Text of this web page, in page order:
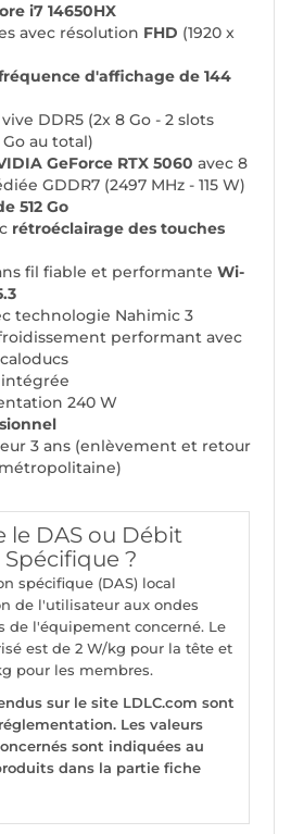
i7 14650HX
avec résolution FHD (1920 x
d'affichage de 144
DDR5 (2x 8 Go - 2 slots
au total)
GeForce RTX 5060 avec 8
GDDR7 (2497 MHz - 115 W)
512 Go
rétroéclairage des touches
fil fiable et performante Wi-
technologie Nahimic 3
performant avec
240 W
3 ans (enlèvement et retour
le DAS ou Débit
?
spécifique (DAS) local
de l'utilisateur aux ondes
de l'équipement concerné. Le
est de 2 W/kg pour la tête et
pour les membres.
sur le site LDLC.com sont
Les valeurs
sont indiquées au
dans la partie fiche